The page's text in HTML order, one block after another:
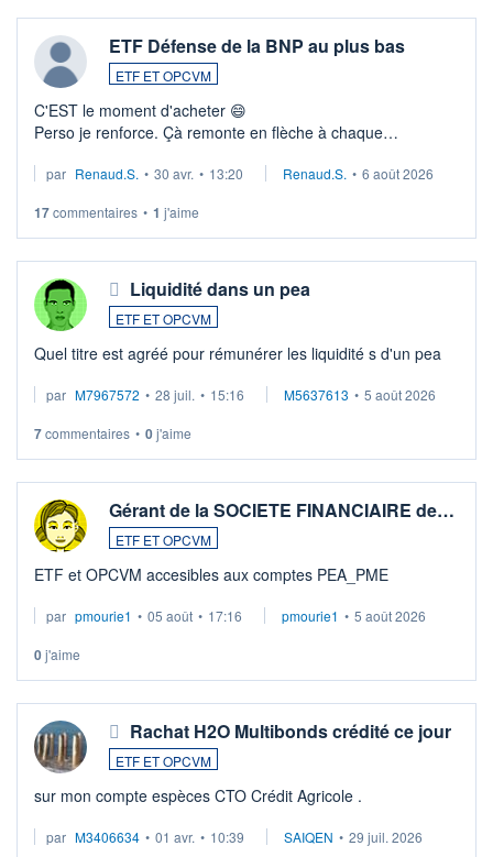
ETF Défense de la BNP au plus bas
ETF ET OPCVM
C'EST le moment d'acheter 😄​
Perso je renforce. Çà remonte en flèche à chaque
Investissement long terme tip top pour sa retraite.
par Renaud.S. • 30 avr. • 13:20 Renaud.S. • 6 août 2026
17commentaires • 1 j'aime
Liquidité dans un pea
ETF ET OPCVM
Quel titre est agréé pour rémunérer les liquidité s d'un pea
par M7967572 • 28 juil. • 15:16 M5637613 • 5 août 2026
7commentaires • 0j'aime
Gérant de la SOCIETE FINANCIAIRE de…
ETF ET OPCVM
ETF et OPCVM accesibles aux comptes PEA_PME
par pmourie1 • 05 août • 17:16 pmourie1 • 5 août 2026
0j'aime
Rachat H2O Multibonds crédité ce jour
ETF ET OPCVM
sur mon compte espèces CTO Crédit Agricole .
par M3406634 • 01 avr. • 10:39 SAIQEN • 29 juil. 2026